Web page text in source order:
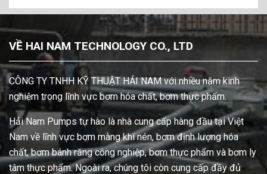
VỀ HAI NAM TECHNOLOGY CO., LTD
CÔNG TY TNHH KỸ THUẬT HẢI NAM với nhiều năm kinh
nghiệm trong lĩnh vực bơm hóa chất, bơm thực phẩm.
Hải Nam Pumps tự hào là nhà cung cấp hàng đầu tại Việt
Nam về lĩnh vực bơm màng khí nén, bơm định lượng hóa
chất, bơm bánh răng công nghiệp, bơm thực phẩm và bơm ly
tâm thực phẩm. Ngoài ra, chúng tôi còn cung cấp đầy đủ